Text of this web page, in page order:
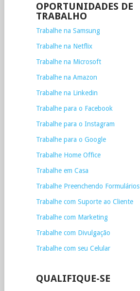
OPORTUNIDADES DE
TRABALHO
Trabalhe na Samsung
Trabalhe na Netflix
Trabalhe na Microsoft
Trabalhe na Amazon
Trabalhe na Linkedin
Trabalhe para o Facebook
Trabalhe para o Instagram
Trabalhe para o Google
Trabalhe Home Office
Trabalhe em Casa
Trabalhe Preenchendo Formulários
Trabalhe com Suporte ao Cliente
Trabalhe com Marketing
Trabalhe com Divulgação
Trabalhe com seu Celular
QUALIFIQUE-SE